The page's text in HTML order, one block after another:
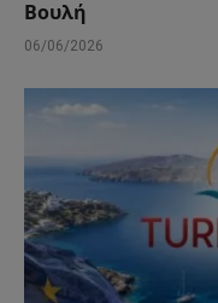
Βουλή
06/06/2026